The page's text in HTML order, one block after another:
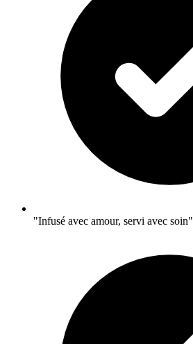
"Infusé avec amour, servi avec soin"